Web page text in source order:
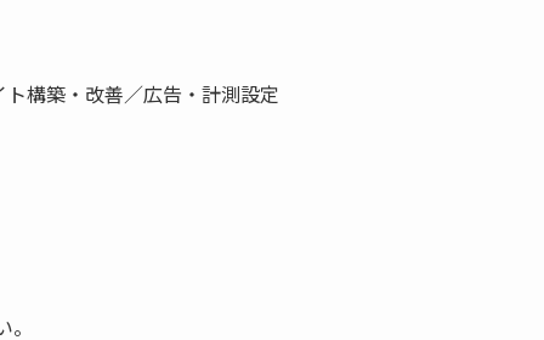
構築・改善／広告・計測設定